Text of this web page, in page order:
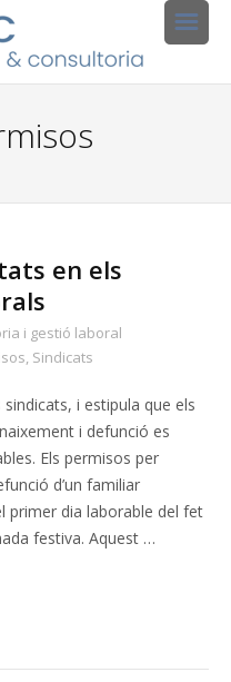
en els
i gestió laboral
, Sindicats
i estipula que els
i defunció es
Els permisos per
d’un familiar
primer dia laborable del fet
festiva. Aquest …